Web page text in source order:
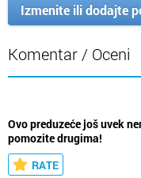
Izmenite ili dodajte
Komentar / Oceni
Ovo preduzeće još uvek
pomozite drugima!
RATE